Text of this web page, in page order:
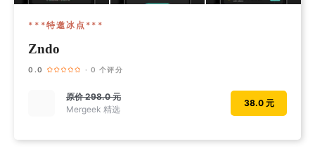
***特邀冰点***
Zndo
0.0 · 0 个评分
原价298.0 元
Mergeek 精选
38.0 元